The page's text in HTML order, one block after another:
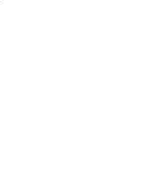
era: €49.00.
atual é: